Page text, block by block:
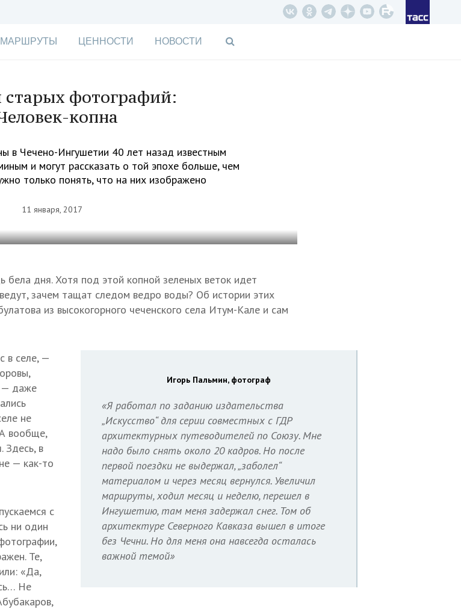
МАРШРУТЫ ЦЕННОСТИ НОВОСТИ
старых фотографий:
копна
в Чечено-Ингушетии 40 лет назад известным
и могут рассказать о той эпохе больше, чем
только понять, что на них изображено
11 января, 2017
бела дня. Хотя под этой копной зеленых веток идет
зачем тащат следом ведро воды? Об истории этих
из высокогорного чеченского села Итум-Кале и сам
Игорь Пальмин, фотограф
«Я работал по заданию издательства
„Искусство“ для серии совместных с ГДР
архитектурных путеводителей по Союзу. Мне
надо было снять около 20 кадров. Но после
первой поездки не выдержал, „заболел“
материалом и через месяц вернулся. Увеличил
маршруты, ходил месяц и неделю, перешел в
Ингушетию, там меня задержал снег. Том об
архитектуре Северного Кавказа вышел в итоге
без Чечни. Но для меня она навсегда осталась
важной темой»
в селе, —
— даже
не
вообще,
Здесь, в
— как-то
с
ни один
Те,
«Да,
Не